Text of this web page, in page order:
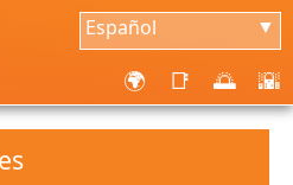
Español ▼
🌍 📑 🌅 🌇